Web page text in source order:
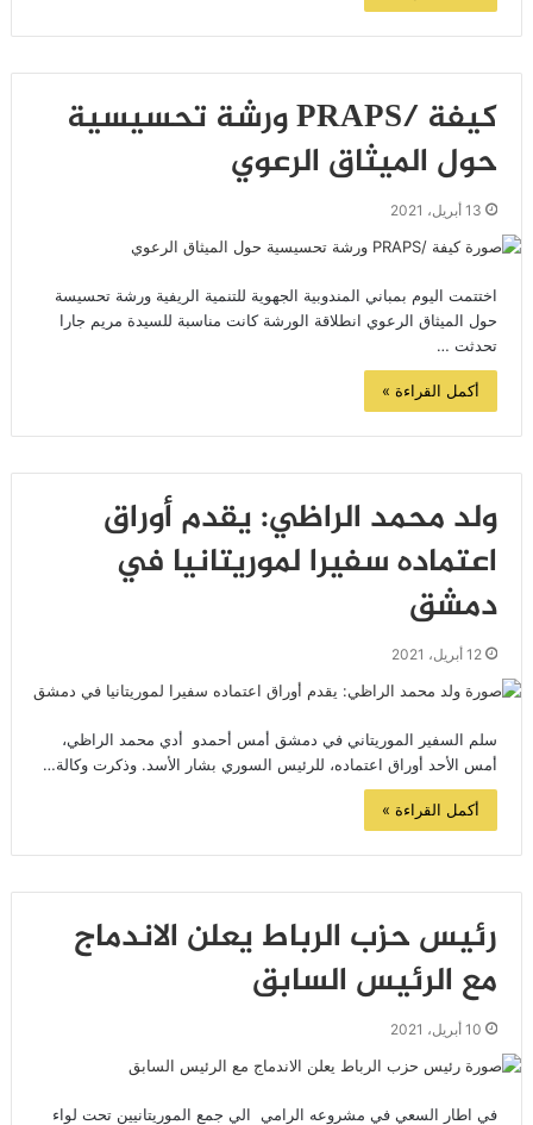
كيفة /PRAPS ورشة تحسيسية
حول الميثاق الرعوي
13 أبريل، 2021
اختتمت اليوم بمباني المندوبية الجهوية للتنمية الريفية ورشة تحسيسة
حول الميثاق الرعوي انطلاقة الورشة كانت مناسبة للسيدة مريم جارا
تحدثت …
أكمل القراءة »
ولد محمد الراظي: يقدم أوراق
اعتماده سفيرا لموريتانيا في
دمشق
12 أبريل، 2021
سلم السفير الموريتاني في دمشق أمس أحمدو أدي محمد الراظي،
أمس الأحد أوراق اعتماده، للرئيس السوري بشار الأسد. وذكرت وكالة…
أكمل القراءة »
رئيس حزب الرباط يعلن الاندماج
مع الرئيس السابق
10 أبريل، 2021
في اطار السعي في مشروعه الرامي الي جمع الموريتانيين تحت لواء